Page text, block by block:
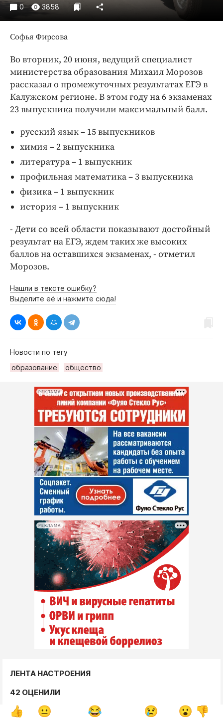
Блоги
Издания
Медиаперсона
Клиника года
Бренд года
Работодатель года
0 3858
Софья Фирсова
Во вторник, 20 июня, ведущий специалист
министерства образования Михаил Морозов
рассказал о промежуточных результатах ЕГЭ в
Калужском регионе. В этом году на 6 экзаменах
23 выпускника получили максимальный балл.
русский язык – 15 выпускников
химия – 2 выпускника
литература – 1 выпускник
профильная математика – 3 выпускника
физика – 1 выпускник
история – 1 выпускник
- Дети со всей области показывают достойный
результат на ЕГЭ, ждем таких же высоких
баллов на оставшихся экзаменах, - отметил
Морозов.
Нашли в тексте ошибку?
Выделите её и нажмите сюда!
Новости по тегу
образование
общество
РЕКЛАМА
РЕКЛАМА
ЛЕНТА НАСТРОЕНИЯ
42 ОЦЕНИЛИ